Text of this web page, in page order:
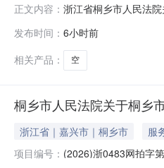
正文内容： 浙江省桐乡市人民法
公告如下：一、拍卖
发布时间： 6小时前
相关产品：
空
桐乡市人民法院关于桐乡
浙江省｜嘉兴市｜桐乡市 服
项目编号： (2026)浙0483网拍字